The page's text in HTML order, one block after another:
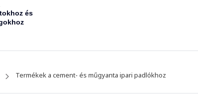
és
Termékek a cement- és műgyanta ipari padlókhoz